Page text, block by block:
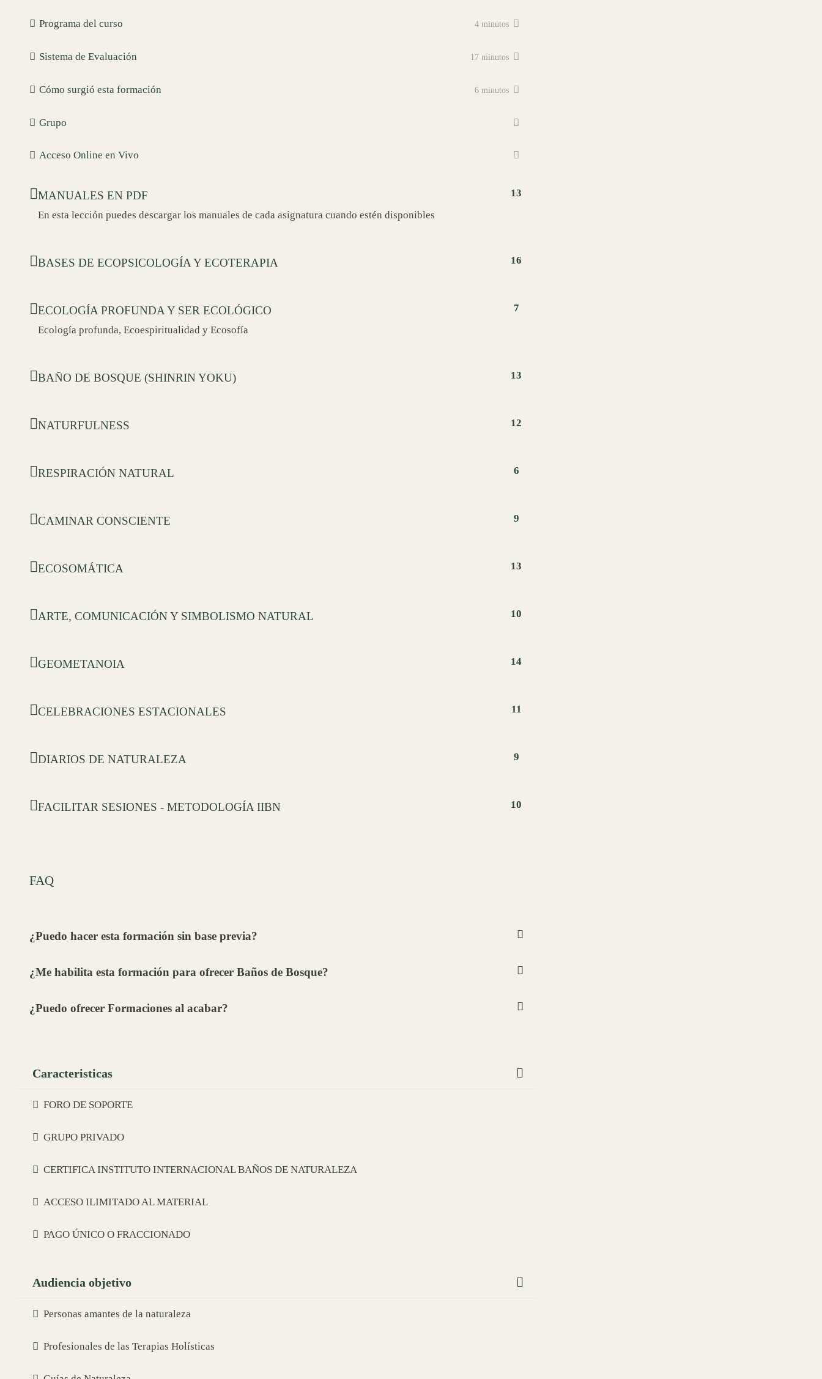
Programa del curso 4 minutos
Sistema de Evaluación 17 minutos
Cómo surgió esta formación 6 minutos
Grupo
Acceso Online en Vivo
MANUALES EN PDF
En esta lección puedes descargar los manuales de cada asignatura cuando estén disponibles
13
BASES DE ECOPSICOLOGÍA Y ECOTERAPIA 16
ECOLOGÍA PROFUNDA Y SER ECOLÓGICO
Ecología profunda, Ecoespiritualidad y Ecosofía
7
BAÑO DE BOSQUE (SHINRIN YOKU) 13
NATURFULNESS 12
RESPIRACIÓN NATURAL 6
CAMINAR CONSCIENTE 9
ECOSOMÁTICA 13
ARTE, COMUNICACIÓN Y SIMBOLISMO NATURAL 10
GEOMETANOIA 14
CELEBRACIONES ESTACIONALES 11
DIARIOS DE NATURALEZA 9
FACILITAR SESIONES - METODOLOGÍA IIBN 10
FAQ
¿Puedo hacer esta formación sin base previa?
¿Me habilita esta formación para ofrecer Baños de Bosque?
¿Puedo ofrecer Formaciones al acabar?
Caracteristicas
FORO DE SOPORTE
GRUPO PRIVADO
CERTIFICA INSTITUTO INTERNACIONAL BAÑOS DE NATURALEZA
ACCESO ILIMITADO AL MATERIAL
PAGO ÚNICO O FRACCIONADO
Audiencia objetivo
Personas amantes de la naturaleza
Profesionales de las Terapias Holísticas